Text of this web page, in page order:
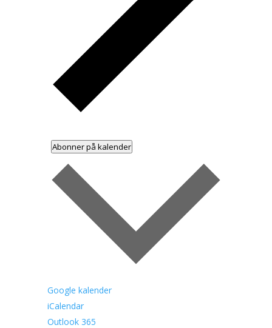
Abonner på kalender
Google kalender
iCalendar
Outlook 365